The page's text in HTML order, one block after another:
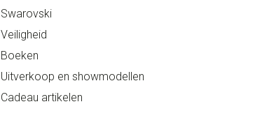
Swarovski
Veiligheid
Boeken
Uitverkoop en showmodellen
Cadeau artikelen